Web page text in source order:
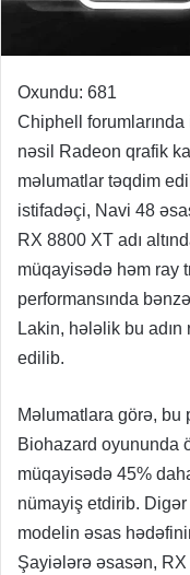
Oxundu: 681
Chiphell forumlarında
nəsil Radeon qrafik
məlumatlar təqdim
istifadəçi, Navi 48
RX 8800 XT adı
müqayisədə həm ray
performansında
Lakin, hələlik bu
edilib.
Məlumatlara görə, bu
Biohazard oyununda
müqayisədə 45%
nümayiş etdirib. Digər
modelin əsas
Şayiələrə əsasən,